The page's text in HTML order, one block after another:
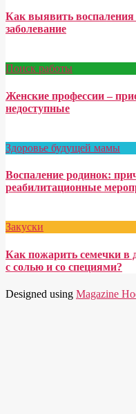
Как выявить воспаления
заболевание
Поиск работы
Женские профессии –
недоступные
Здоровье будущей мамы
Воспаление родинок:
реабилитационные
Закуски
Как пожарить семечки в
с солью и со специями?
Designed using Magazine